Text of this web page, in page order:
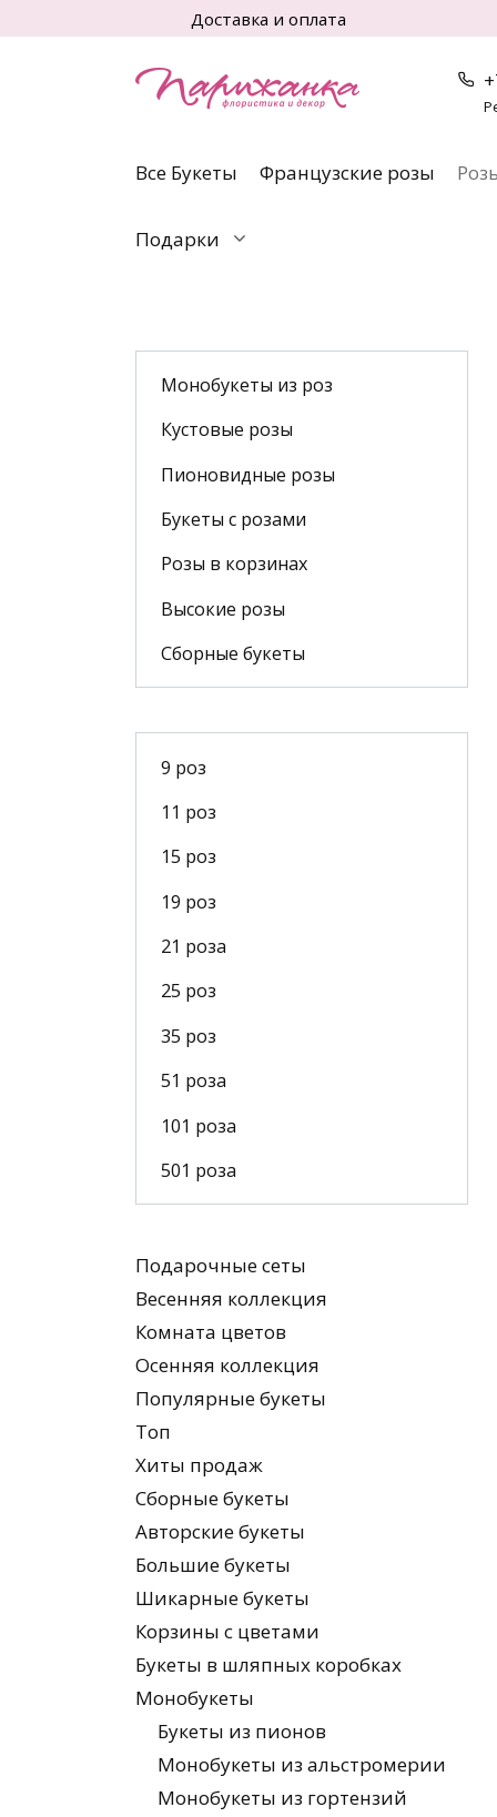
к
Доставка и оплата
Все Букеты Французские розы
Подарки
Монобукеты из роз
Кустовые розы
Пионовидные розы
Букеты с розами
Розы в корзинах
Высокие розы
Сборные букеты
9 роз
11 роз
15 роз
19 роз
21 роза
25 роз
35 роз
51 роза
101 роза
501 роза
Подарочные сеты
Весенняя коллекция
Комната цветов
Осенняя коллекция
Популярные букеты
Топ
Хиты продаж
Сборные букеты
Авторские букеты
Большие букеты
Шикарные букеты
Корзины с цветами
Букеты в шляпных коробках
Монобукеты
Букеты из пионов
Монобукеты из альстромерии
Монобукеты из гортензий